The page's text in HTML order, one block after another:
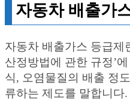
자동차 배출가
자동차 배출가스 등급제
산정방법에 관한 규정’
식, 오염물질의 배출 정
류하는 제도를 말합니다